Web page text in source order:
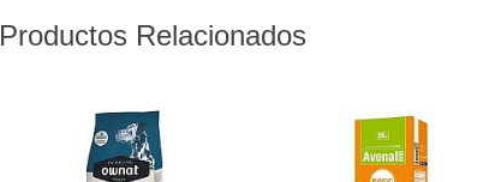
Productos Relacionados